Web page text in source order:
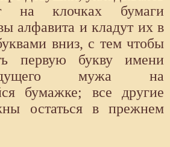
на клочках бумаги
алфавита и кладут их в
вниз, с тем чтобы
первую букву имени
мужа на
бумажке; все другие
остаться в прежнем